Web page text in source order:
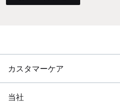
カスタマーケア
当社